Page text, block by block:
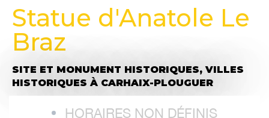
Statue d'Anatole Le
Braz
SITE ET MONUMENT HISTORIQUES,VILLES
HISTORIQUES À CARHAIX-PLOUGUER
HORAIRES NON DÉFINIS